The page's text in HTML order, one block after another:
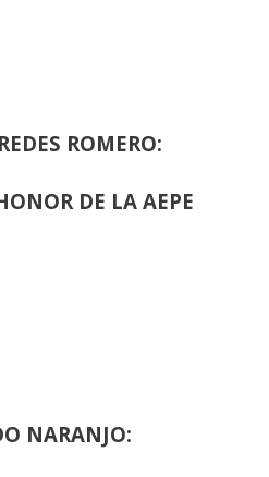
ROMERO:
DE LA AEPE
NARANJO: